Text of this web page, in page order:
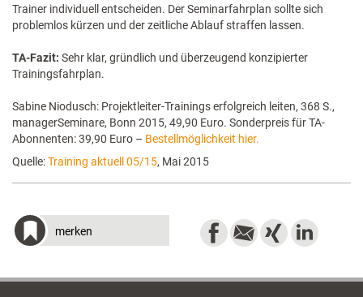
Trainer individuell entscheiden. Der Seminarfahrplan sollte sich
problemlos kürzen und der zeitliche Ablauf straffen lassen.
TA-Fazit: Sehr klar, gründlich und überzeugend konzipierter
Trainingsfahrplan.
Sabine Niodusch: Projektleiter-Trainings erfolgreich leiten, 368 S.,
manager­Seminare, Bonn 2015, 49,90 Euro. Sonderpreis für TA-
Abonnenten: 39,90 Euro – Bestellmöglichkeit hier.
Quelle:Training aktuell 05/15, Mai 2015
merken